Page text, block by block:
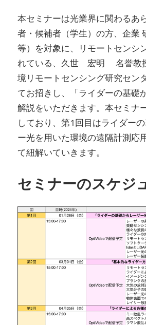
本セミナーは光業界に関わるあ
者・候補者（学生）の方、企業
等）を対象に、リモートセンシ
れている、久世 宏明 名誉教
境リモートセンシング研究セン
てお招きし、「ライダーの基礎
解説をいただきます。本セミナ
しており、第1回目はライダー
ー光を用いた環境の遠隔計測応
て紐解いていきます。
セミナーのスケジ